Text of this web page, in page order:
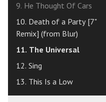
9. He Thought Of Cars
10. Death of a Party [7"
Remix] (from Blur)
11. The Universal
12. Sing
13. This Is a Low